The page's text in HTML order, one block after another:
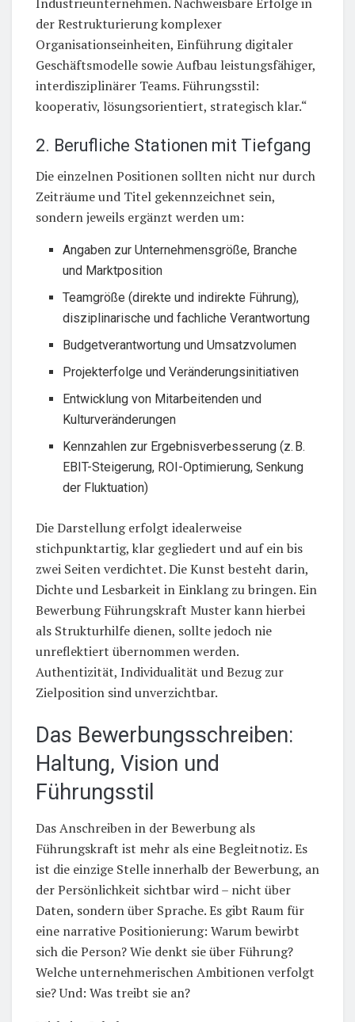
der Restrukturierung komplexer
Organisationseinheiten, Einführung digitaler
Geschäftsmodelle sowie Aufbau leistungsfähiger,
interdisziplinärer Teams. Führungsstil:
kooperativ, lösungsorientiert, strategisch klar.“
2. Berufliche Stationen mit Tiefgang
Die einzelnen Positionen sollten nicht nur durch
Zeiträume und Titel gekennzeichnet sein,
sondern jeweils ergänzt werden um:
Angaben zur Unternehmensgröße, Branche
und Marktposition
Teamgröße (direkte und indirekte Führung),
disziplinarische und fachliche Verantwortung
Budgetverantwortung und Umsatzvolumen
Projekterfolge und Veränderungsinitiativen
Entwicklung von Mitarbeitenden und
Kulturveränderungen
Kennzahlen zur Ergebnisverbesserung (z. B.
EBIT-Steigerung, ROI-Optimierung, Senkung
der Fluktuation)
Die Darstellung erfolgt idealerweise
stichpunktartig, klar gegliedert und auf ein bis
zwei Seiten verdichtet. Die Kunst besteht darin,
Dichte und Lesbarkeit in Einklang zu bringen. Ein
Bewerbung Führungskraft Muster kann hierbei
als Strukturhilfe dienen, sollte jedoch nie
unreflektiert übernommen werden.
Authentizität, Individualität und Bezug zur
Zielposition sind unverzichtbar.
Das Bewerbungsschreiben:
Haltung, Vision und
Führungsstil
Das Anschreiben in der Bewerbung als
Führungskraft ist mehr als eine Begleitnotiz. Es
ist die einzige Stelle innerhalb der Bewerbung, an
der Persönlichkeit sichtbar wird – nicht über
Daten, sondern über Sprache. Es gibt Raum für
eine narrative Positionierung: Warum bewirbt
sich die Person? Wie denkt sie über Führung?
Welche unternehmerischen Ambitionen verfolgt
sie? Und: Was treibt sie an?